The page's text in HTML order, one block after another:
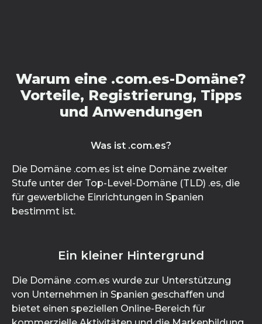
Warum eine .com.es-Domäne?
Vorteile, Registrierung, Tipps
und Anwendungen
Was ist .com.es?
Die Domäne .com.es ist eine Domäne zweiter
Stufe unter der Top-Level-Domäne (TLD) .es, die
für gewerbliche Einrichtungen in Spanien
bestimmt ist.
Ein kleiner Hintergrund
Die Domäne .com.es wurde zur Unterstützung
von Unternehmen in Spanien geschaffen und
bietet einen speziellen Online-Bereich für